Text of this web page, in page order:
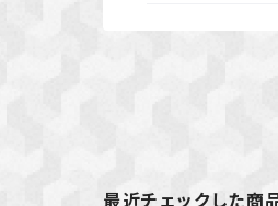
最近チェックした商